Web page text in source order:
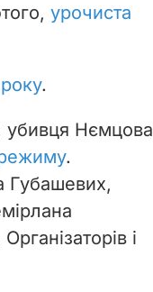
урочиста
.
убивця Нємцова
режиму.
Губашевих,
і